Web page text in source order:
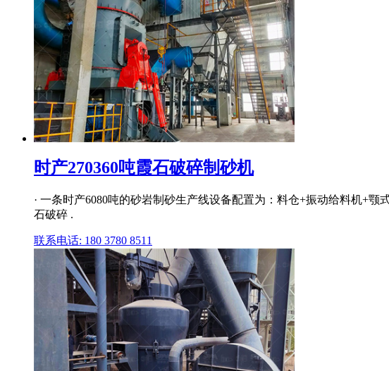
时产270360吨霞石破碎制砂机
· 一条时产6080吨的砂岩制砂生产线设备配置为：料仓+振动给料机+
石破碎 .
联系电话: 180 3780 8511